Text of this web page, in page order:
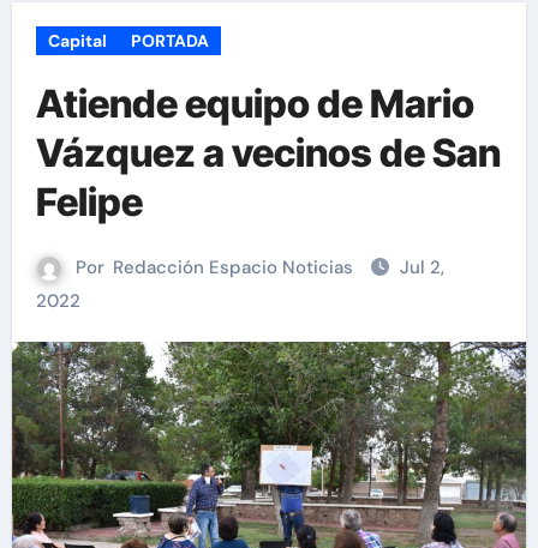
Capital PORTADA
Atiende equipo de Mario
Vázquez a vecinos de San
Felipe
Por Redacción Espacio Noticias
Jul 2,
2022